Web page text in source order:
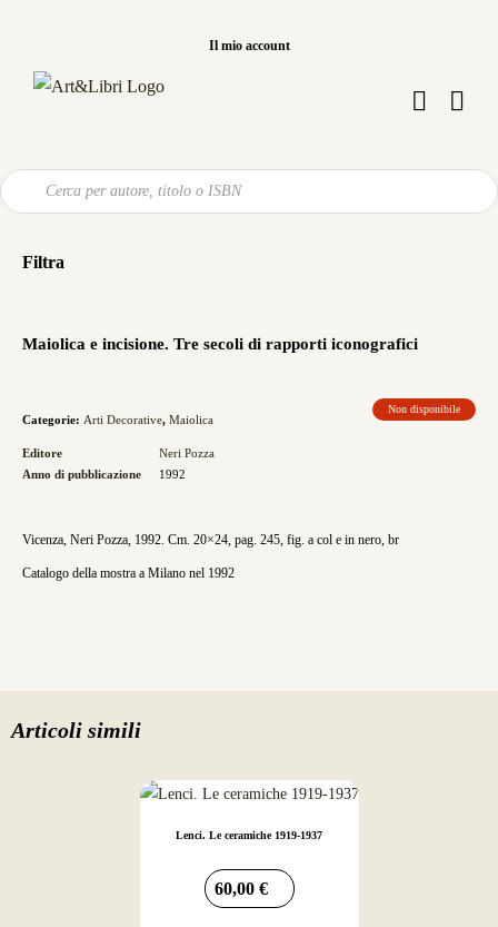
contenuto
Il mio account
Ricerca
prodotti
Filtra
Maiolica e incisione. Tre secoli di rapporti iconografici
Non disponibile
Categorie: Arti Decorative, Maiolica
Editore
Neri Pozza
Anno di pubblicazione
1992
Vicenza, Neri Pozza, 1992. Cm. 20×24, pag. 245, fig. a col e in nero, br
Catalogo della mostra a Milano nel 1992
Articoli simili
Lenci. Le ceramiche 1919-1937
60,00 €